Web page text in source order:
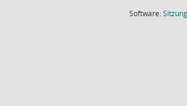
Software: